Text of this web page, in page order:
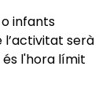
infants
l’activitat serà
és l'hora límit